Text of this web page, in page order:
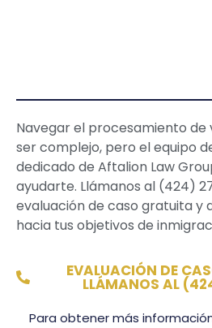
Navegar el procesamiento de
ser complejo, pero el equipo
dedicado de Aftalion Law
ayudarte. Llámanos al (424)
evaluación de caso gratuita y
hacia tus objetivos de
EVALUACIÓN DE
LLÁMANOS AL
Para obtener más